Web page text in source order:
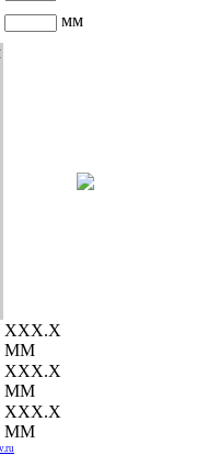
мм
ХХХ.Х
ММ
ХХХ.Х
ММ
ХХХ.Х
ММ